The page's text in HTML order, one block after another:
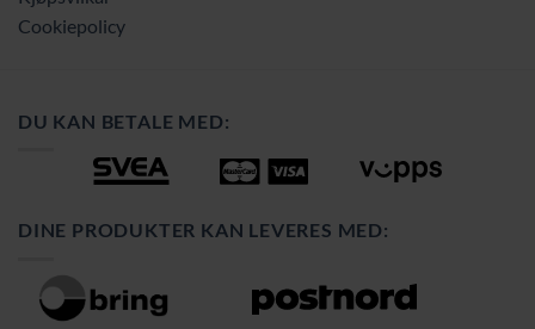
Cookiepolicy
DU KAN BETALE MED:
DINE PRODUKTER KAN LEVERES MED: